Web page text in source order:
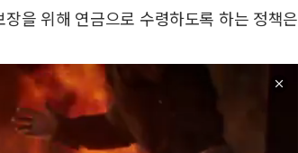
을 위해 연금으로 수령하도록 하는 정책은